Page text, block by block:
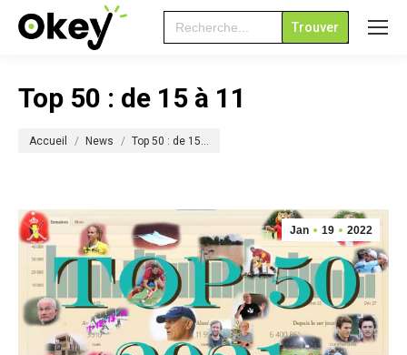
Search
for:
Top 50 : de 15 à 11
Accueil News Top 50 : de 15…
Jan 19 2022